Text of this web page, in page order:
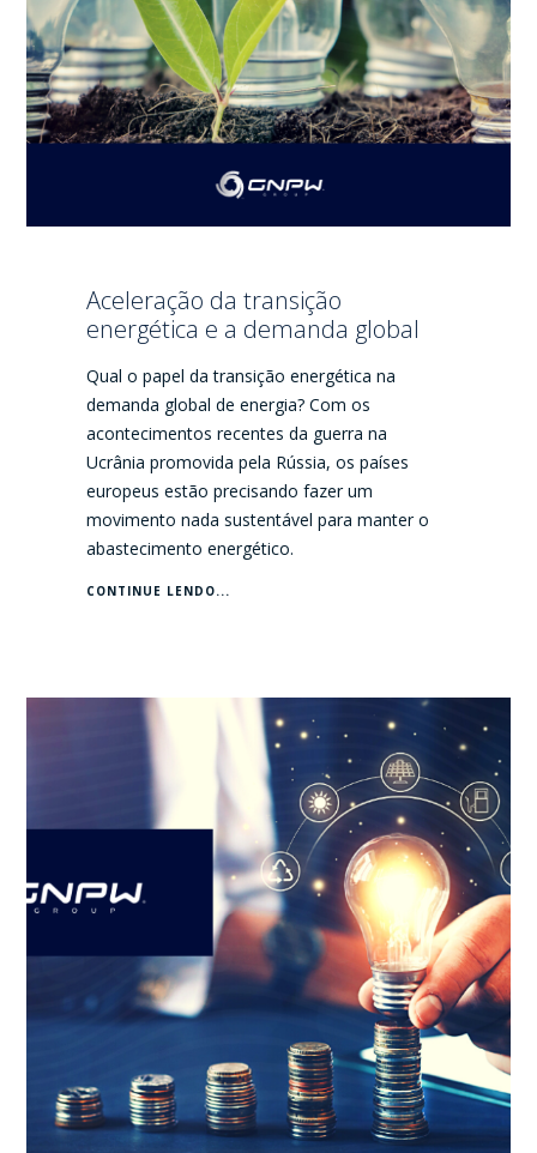
Aceleração da transição
energética e a demanda global
Qual o papel da transição energética na
demanda global de energia? Com os
acontecimentos recentes da guerra na
Ucrânia promovida pela Rússia, os países
europeus estão precisando fazer um
movimento nada sustentável para manter o
abastecimento energético.
CONTINUE LENDO...